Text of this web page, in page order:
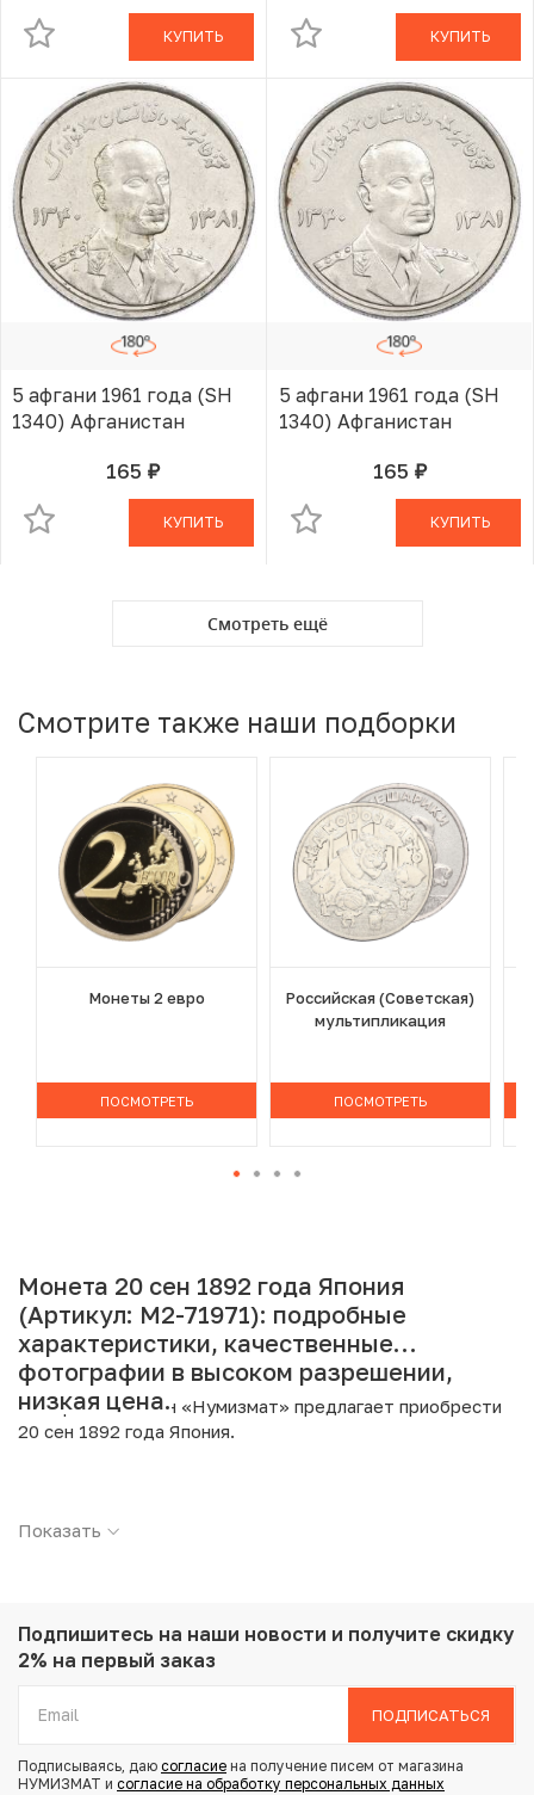
КУПИТЬ КУПИТЬ
5 афгани 1961 года (SH
1340) Афганистан
165 руб.В КОРЗИНЕ
КУПИТЬ
5 афгани 1961 года (SH
1340) Афганистан
165 руб.В КОРЗИНЕ
КУПИТЬ
Смотреть ещё
Смотрите также наши подборки
Монеты 2 евро
ПОСМОТРЕТЬ
Российская (Советская)
мультипликация
ПОСМОТРЕТЬ
Монета 20 сен 1892 года Япония
(Артикул: M2-71971): подробные
характеристики, качественные
фотографии в высоком разрешении,
низкая цена.
Интернет магазин «Нумизмат» предлагает приобрести
20 сен 1892 года Япония.
Страна: Япония
Проба: 800
Вес: 5.36 г
Тираж: 3.054.307
Показать
Подпишитесь на наши новости и получите скидку
2% на первый заказ
ПОДПИСАТЬСЯ
Подписываясь, даю согласие на получение писем от магазина
НУМИЗМАТ и согласие на обработку персональных данных